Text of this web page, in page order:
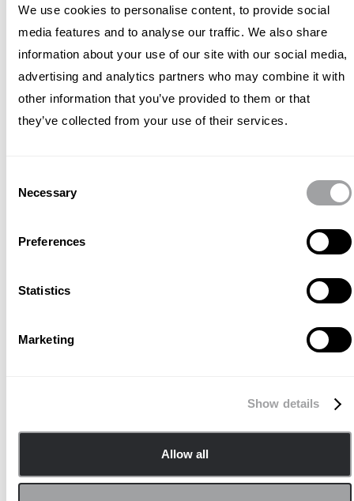
We use cookies to personalise content, to provide social
media features and to analyse our traffic. We also share
information about your use of our site with our social media,
advertising and analytics partners who may combine it with
other information that you’ve provided to them or that
they’ve collected from your use of their services.
Selection
Necessary
Preferences
Statistics
Marketing
Show details
Allow all
chiave: trovare uno scopo, creare
una connessione significativa e
integrare elementi interattivi.
Abbiamo dato vita a una strategia
piattaforme di comunicazione
campagna multicanale ha messo in
professionali orientate a un
invitato in un universo parallelo,